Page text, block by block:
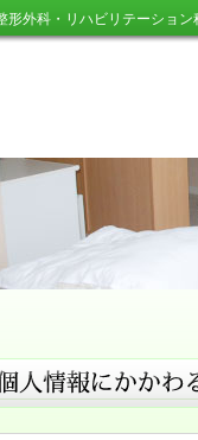
形外科・リハビリテーション